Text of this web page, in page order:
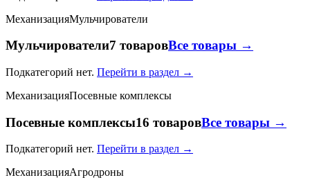
МеханизацияМульчирователи
Мульчирователи7 товаровВсе товары →
Подкатегорий нет. Перейти в раздел →
МеханизацияПосевные комплексы
Посевные комплексы16 товаровВсе товары →
Подкатегорий нет. Перейти в раздел →
МеханизацияАгродроны